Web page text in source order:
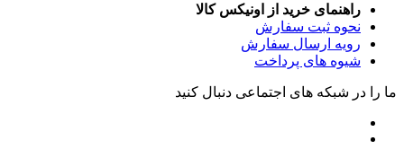
راهنمای خرید از اونیکس کالا
نحوه ثبت سفارش
رویه ارسال سفارش
شیوه های پرداخت
ما را در شبکه های اجتماعی دنبال کنید